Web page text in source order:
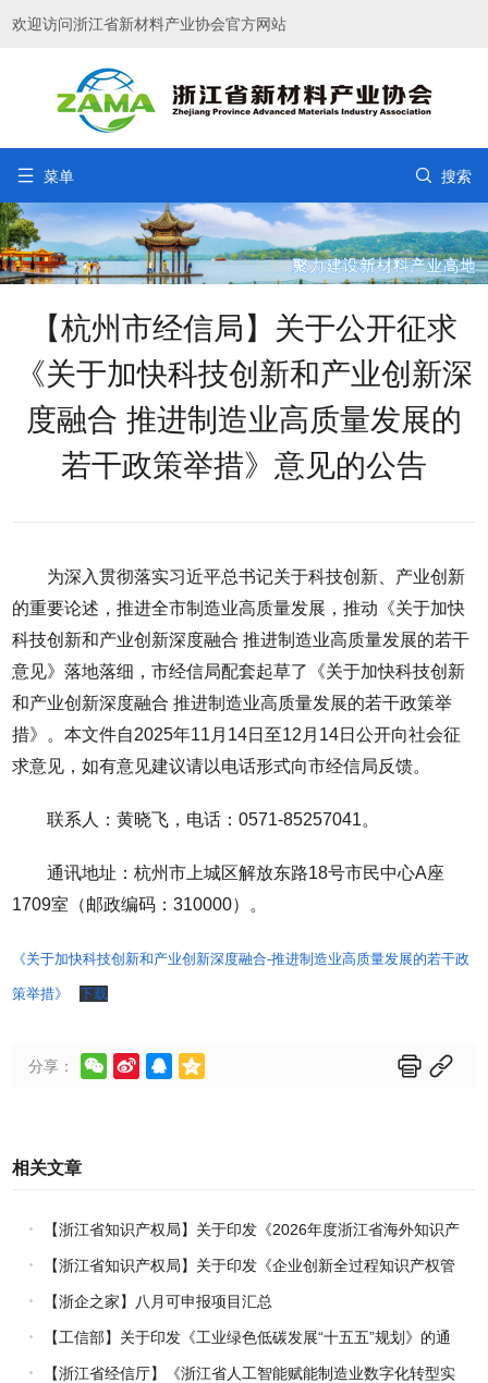
欢迎访问浙江省新材料产业协会官方网站
 菜单  搜索
【杭州市经信局】关于公开征求
《关于加快科技创新和产业创新深
度融合 推进制造业高质量发展的
若干政策举措》意见的公告
为深入贯彻落实习近平总书记关于科技创新、产业创新
的重要论述，推进全市制造业高质量发展，推动《关于加快
科技创新和产业创新深度融合 推进制造业高质量发展的若干
意见》落地落细，市经信局配套起草了《关于加快科技创新
和产业创新深度融合 推进制造业高质量发展的若干政策举
措》。本文件自2025年11月14日至12月14日公开向社会征
求意见，如有意见建议请以电话形式向市经信局反馈。
联系人：黄晓飞，电话：0571-85257041。
通讯地址：杭州市上城区解放东路18号市民中心A座
1709室（邮政编码：310000）。
《关于加快科技创新和产业创新深度融合-推进制造业高质量发展的若干政
策举措》 下载
分享：      
相关文章
【浙江省知识产权局】关于印发《2026年度浙江省海外知识产
权风险统一基础性保障保险实施方案》的通知
【浙江省知识产权局】关于印发《企业创新全过程知识产权管
理指引》的通知
【浙企之家】八月可申报项目汇总
【工信部】关于印发《工业绿色低碳发展“十五五”规划》的通
知
【浙江省经信厅】《浙江省人工智能赋能制造业数字化转型实